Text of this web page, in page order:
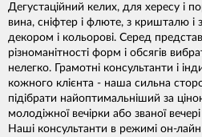
Дегустаційний келих, для хересу і
вина, сніфтер і флюте, з кришталю і
декором і кольорові. Серед
різноманітності форм і обсягів
нелегко. Грамотні консультанти і
кожного клієнта - наша сильна
підібрати найоптимальніший за
молодіжної вечірки або званої
Наші консультанти в режимі он-